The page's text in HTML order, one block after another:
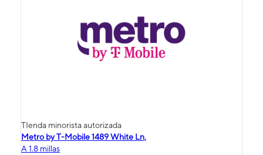
TIenda minorista autorizada
Metro by T-Mobile 1489 White Ln,
A 1.8 millas